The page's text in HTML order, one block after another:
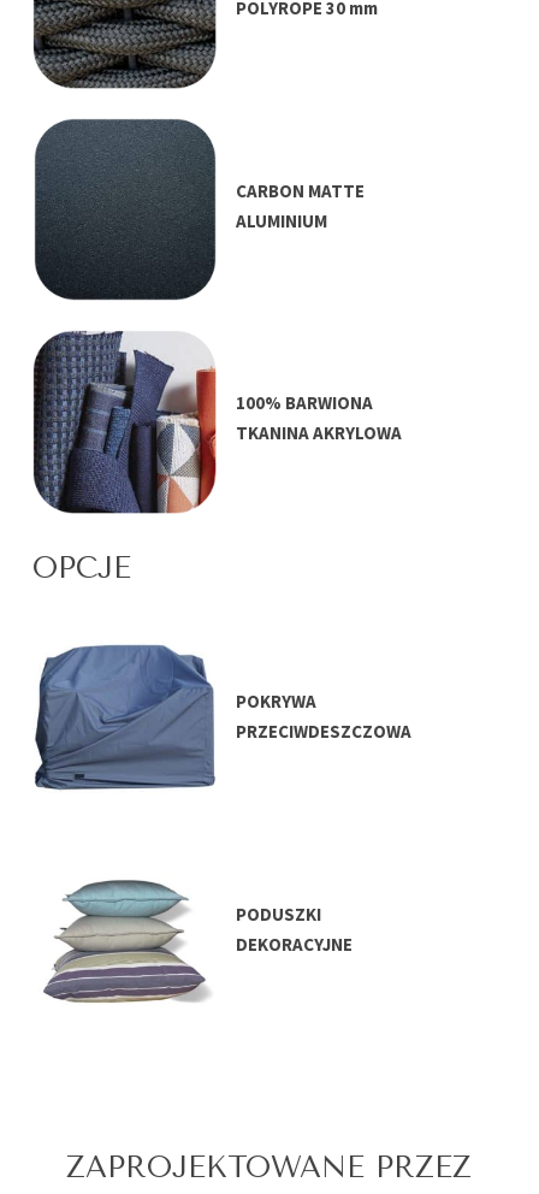
POLYROPE 30 mm
CARBON MATTE
ALUMINIUM
100% BARWIONA
TKANINA AKRYLOWA
OPCJE
POKRYWA
PRZECIWDESZCZOWA
PODUSZKI
DEKORACYJNE
ZAPROJEKTOWANE PRZEZ